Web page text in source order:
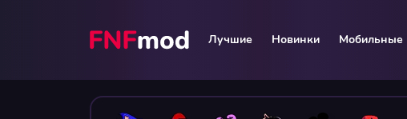
Лучшие Новинки Мобильные